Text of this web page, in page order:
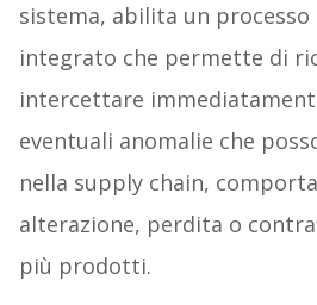
sistema, abilita un
integrato che permette di
intercettare
eventuali anomalie che
nella supply chain,
alterazione, perdita o
più prodotti.